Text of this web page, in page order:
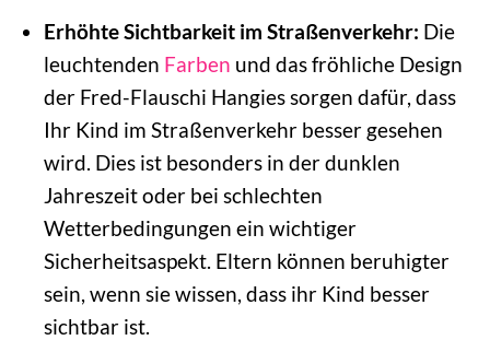
Erhöhte Sichtbarkeit im Straßenverkehr: Die
leuchtenden Farben und das fröhliche Design
der Fred-Flauschi Hangies sorgen dafür, dass
Ihr Kind im Straßenverkehr besser gesehen
wird. Dies ist besonders in der dunklen
Jahreszeit oder bei schlechten
Wetterbedingungen ein wichtiger
Sicherheitsaspekt. Eltern können beruhigter
sein, wenn sie wissen, dass ihr Kind besser
sichtbar ist.